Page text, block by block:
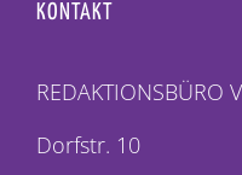
KONTAKT
REDAKTIONSBÜRO
Dorfstr. 10